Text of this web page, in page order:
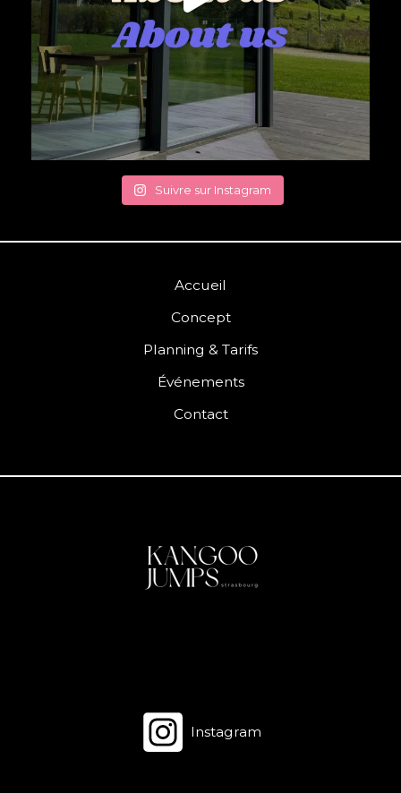
Suivre sur Instagram
Accueil
Concept
Planning & Tarifs
Événements
Contact
Instagram